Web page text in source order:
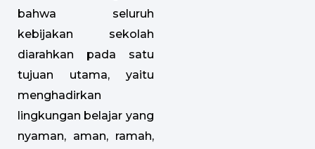
bahwa seluruh
kebijakan sekolah
diarahkan pada satu
tujuan utama, yaitu
menghadirkan
lingkungan belajar yang
nyaman, aman, ramah,